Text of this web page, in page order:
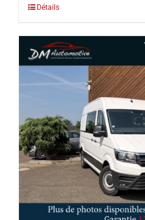
Détails